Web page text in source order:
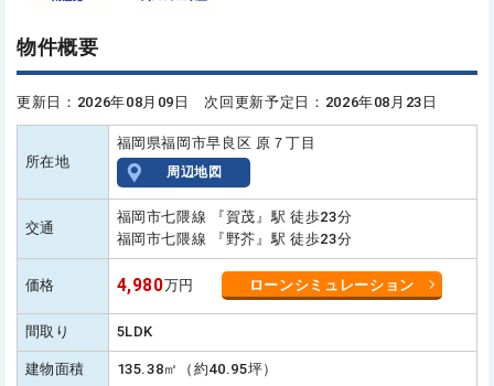
物件概要
更新日：2026年08月09日 次回更新予定日：2026年08月23日
所在地
福岡県福岡市早良区 原７丁目
周辺地図
交通
福岡市七隈線 『賀茂』駅 徒歩23分
福岡市七隈線 『野芥』駅 徒歩23分
価格 4,980万円 ローンシミュレーション
間取り 5LDK
建物面積 135.38㎡（約40.95坪）